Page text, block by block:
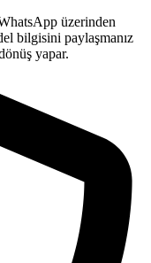
üzerinden
bilgisini paylaşmanız
yapar.